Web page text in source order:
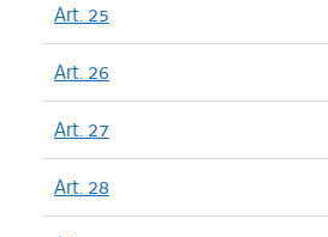
Art. 25
Art. 26
Art. 27
Art. 28